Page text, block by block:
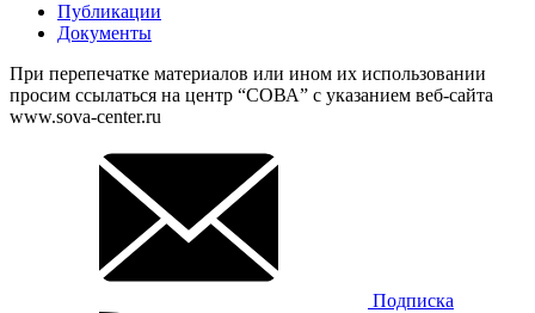
Публикации
Документы
При перепечатке материалов или ином их использовании
просим ссылаться на центр “СОВА” с указанием веб-сайта
www.sova-center.ru
Подписка